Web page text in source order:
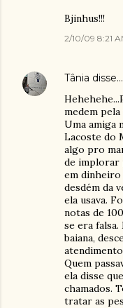
Bjinhus!!!
2/10/09 8:21
Tânia disse…
medem
Uma amiga
Lacoste do
algo pro
de implorar
em dinheiro
desdém da
ela usava.
notas de
se era
baiana,
Quem
ela disse
chamados.
tratar as